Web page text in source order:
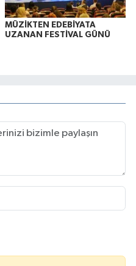
MÜZİKTEN EDEBİYATA
UZANAN FESTİVAL GÜNÜ